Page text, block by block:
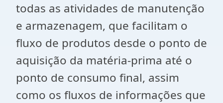
todas as atividades de manutenção
e armazenagem, que facilitam o
fluxo de produtos desde o ponto de
aquisição da matéria-prima até o
ponto de consumo final, assim
como os fluxos de informações que